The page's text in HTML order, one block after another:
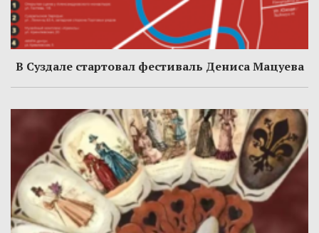
В Суздале стартовал фестиваль Дениса Мацуева